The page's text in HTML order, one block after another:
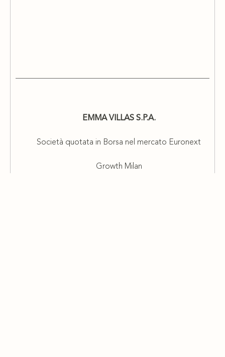
EMMA VILLAS S.P.A.
Società quotata in Borsa nel mercato Euronext
Growth Milan